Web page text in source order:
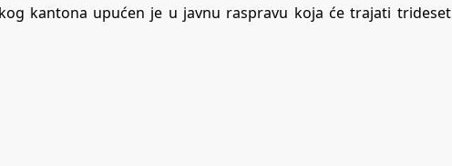
kantona upućen je u javnu raspravu koja će trajati trideset